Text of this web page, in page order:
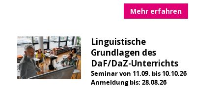
Mehr erfahren
Linguistische
Grundlagen des
DaF/DaZ-Unterrichts
Seminar von 11.09. bis 10.10.26
Anmeldung bis: 28.08.26